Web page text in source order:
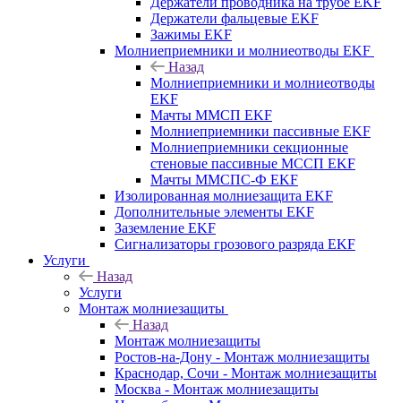
Держатели фальцевые EKF
Зажимы EKF
Молниеприемники и молниеотводы EKF
Назад
Молниеприемники и молниеотводы
EKF
Мачты ММСП EKF
Молниеприемники пассивные EKF
Молниеприемники секционные
стеновые пассивные МССП EKF
Мачты ММСПС-Ф EKF
Изолированная молниезащита EKF
Дополнительные элементы EKF
Заземление EKF
Сигнализаторы грозового разряда EKF
Услуги
Назад
Услуги
Монтаж молниезащиты
Назад
Монтаж молниезащиты
Ростов-на-Дону - Монтаж молниезащиты
Краснодар, Сочи - Монтаж молниезащиты
Москва - Монтаж молниезащиты